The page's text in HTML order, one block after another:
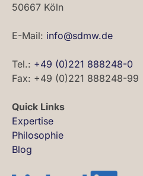
50667 Köln
E-Mail: info@sdmw.de
Tel.: +49 (0)221 888248-0
Fax: +49 (0)221 888248-99
Quick Links
Expertise
Philosophie
Blog